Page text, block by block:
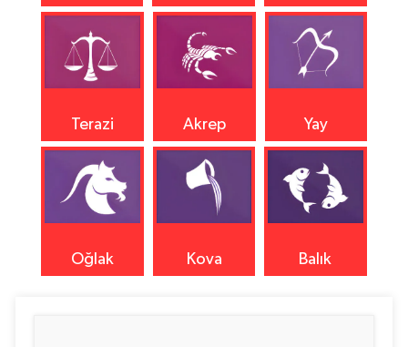
Terazi Akrep Yay
Oğlak Kova Balık